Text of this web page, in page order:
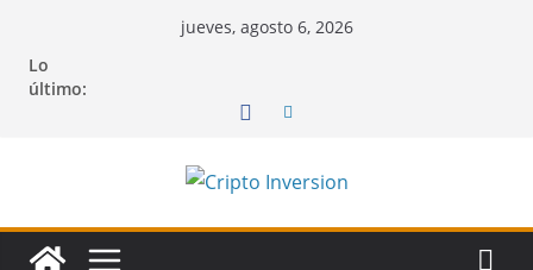
contenido
jueves, agosto 6, 2026
Lo
último: